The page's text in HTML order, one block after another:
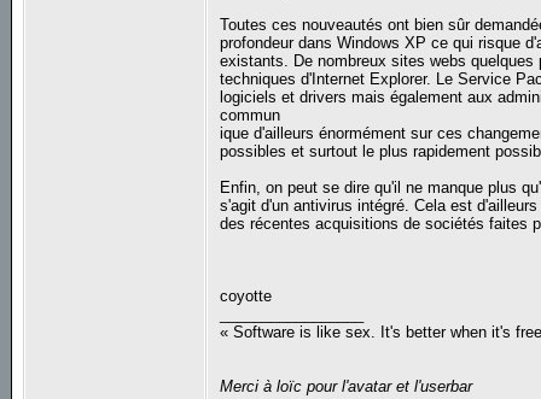
Toutes ces nouveautés ont bien sûr
profondeur dans Windows XP ce qui risque
existants. De nombreux sites webs
techniques d'Internet Explorer. Le Service
logiciels et drivers mais également aux
commun
ique d'ailleurs énormément sur ces
possibles et surtout le plus rapidement
Enfin, on peut se dire qu'il ne manque plus
s'agit d'un antivirus intégré. Cela est
des récentes acquisitions de sociétés faites
coyotte
« Software is like sex. It's better when it's
Merci à loïc pour l'avatar et l'userbar